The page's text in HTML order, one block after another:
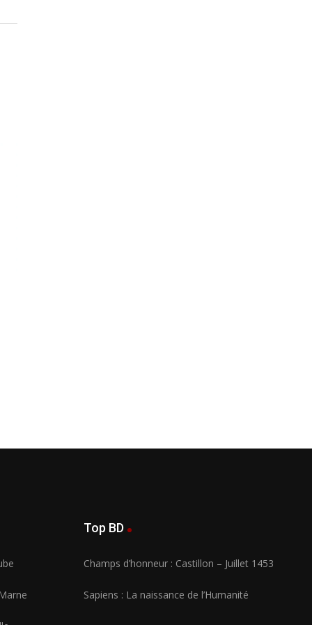
Top BD
Champs d’honneur : Castillon – Juillet 1453
Sapiens : La naissance de l’Humanité